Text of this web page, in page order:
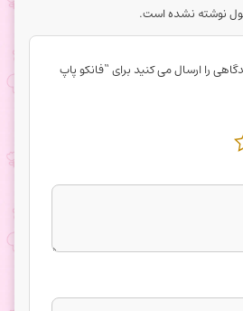
نوشته نشده است.
را ارسال می کنید برای “فانکو پاپ